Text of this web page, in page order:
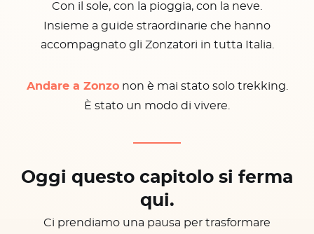
Con il sole, con la pioggia, con la neve.
Insieme a guide straordinarie che hanno
accompagnato gli Zonzatori in tutta Italia.
Andare a Zonzonon è mai stato solo trekking.
È stato un modo di vivere.
Oggi questo capitolo si ferma
qui.
Ci prendiamo una pausa per trasformare